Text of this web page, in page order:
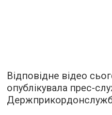
Відповідне відео
опублікувала прес-